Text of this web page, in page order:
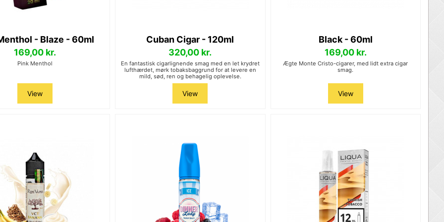
- Blaze - 60ml
169,00 kr.
Pink Menthol
View
Cuban Cigar - 120ml
320,00 kr.
En fantastisk cigarlignende smag med en let krydret
lufthærdet, mørk tobaksbaggrund for at levere en
mild, sød, ren og behagelig oplevelse.
View
Black - 60ml
169,00 kr.
Ægte Monte Cristo-cigarer, med lidt extra cigar
smag.
View